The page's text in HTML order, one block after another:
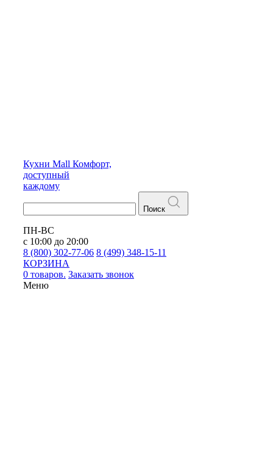
Кухни Mall Комфорт,
доступный
каждому
Поиск
ПН-ВС
с 10:00 до 20:00
8 (800) 302-77-06 8 (499) 348-15-11
КОРЗИНА
0 товаров. Заказать звонок
Меню